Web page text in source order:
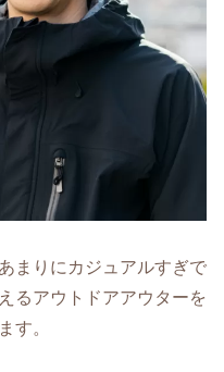
まりにカジュアルすぎで
るアウトドアアウターを
す。